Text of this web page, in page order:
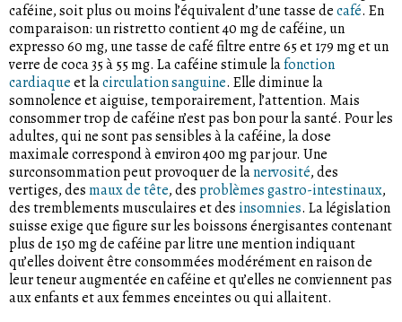
caféine, soit plus ou moins l’équivalent d’une tasse decafé. En
comparaison: un ristretto contient 40 mg de caféine, un
expresso 60 mg, une tasse de café filtre entre 65 et 179 mg et un
verre de coca 35 à 55 mg. La caféine stimule lafonction
cardiaqueet lacirculation sanguine. Elle diminue la
somnolence et aiguise, temporairement, l’attention. Mais
consommer trop de caféine n’est pas bon pour la santé. Pour les
adultes, qui ne sont pas sensibles à la caféine, la dose
maximale correspond à environ 400 mg par jour. Une
surconsommation peut provoquer de lanervosité, des
vertiges, desmaux de tête, desproblèmes gastro-intestinaux,
des tremblements musculaires et des insomnies. La législation
suisse exige que figure sur les boissons énergisantes contenant
plus de 150 mg de caféine par litre une mention indiquant
qu’elles doivent être consommées modérément en raison de
leur teneur augmentée en caféine et qu’elles ne conviennent pas
aux enfants et aux femmes enceintes ou qui allaitent.